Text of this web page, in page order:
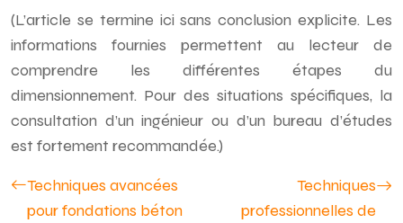
(L’article se termine ici sans conclusion explicite. Les
informations fournies permettent au lecteur de
comprendre les différentes étapes du
dimensionnement. Pour des situations spécifiques, la
consultation d’un ingénieur ou d’un bureau d’études
est fortement recommandée.)
Techniques avancées
pour fondations béton
Techniques
professionnelles de